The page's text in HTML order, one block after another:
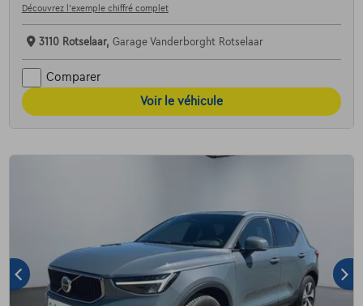
Découvrez l’exemple chiffré complet
3110 Rotselaar, Garage Vanderborght Rotselaar
Comparer
Voir le véhicule